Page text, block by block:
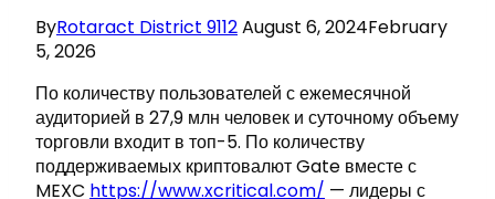
ByRotaract District 9112August 6, 2024February
5, 2026
По количеству пользователей с ежемесячной
аудиторией в 27,9 млн человек и суточному объему
торговли входит в топ-5. По количеству
поддерживаемых криптовалют Gate вместе с
MEXC https://www.xcritical.com/ — лидеры с